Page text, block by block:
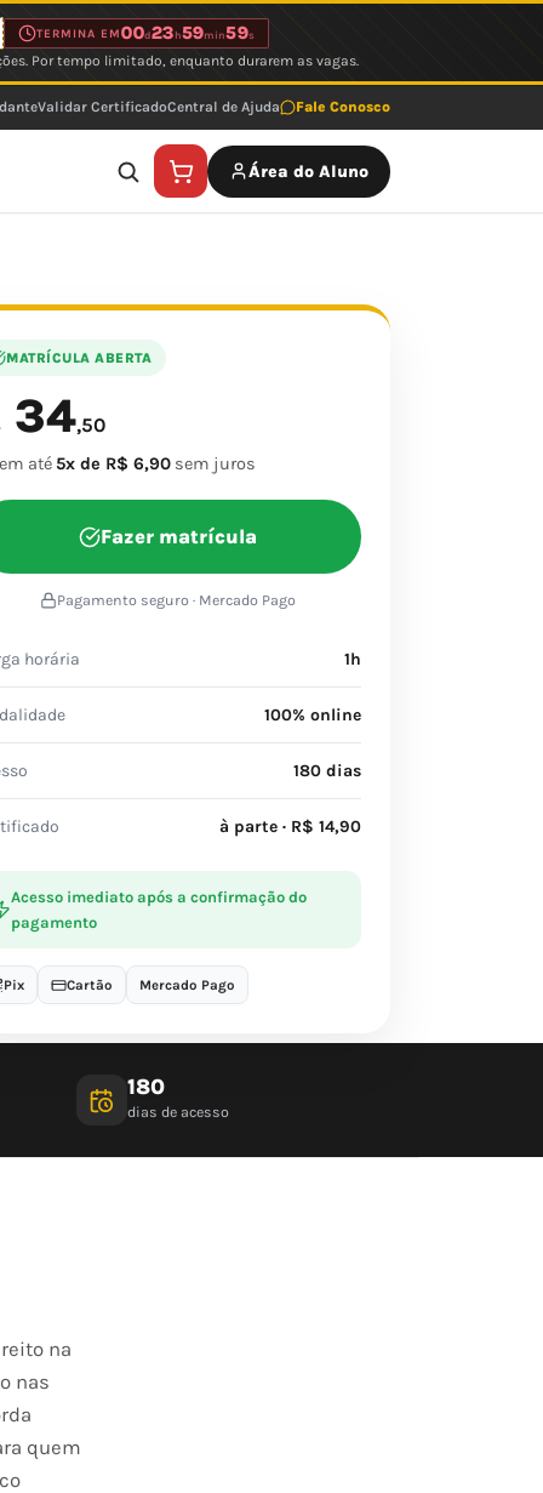
TERMINA EM00d23 h59min59s
Por tempo limitado, enquanto durarem as vagas.
Validar CertificadoCentral de Ajuda Fale Conosco
Área do Aluno
MATRÍCULA ABERTA
34,50
até 5x de R$ 6,90 sem juros
Fazer matrícula
Pagamento seguro · Mercado Pago
horária 1h
100% online
180 dias
à parte · R$ 14,90
Acesso imediato após a confirmação do
pagamento
Pix Cartão Mercado Pago
180
dias de acesso
na
nas
quem